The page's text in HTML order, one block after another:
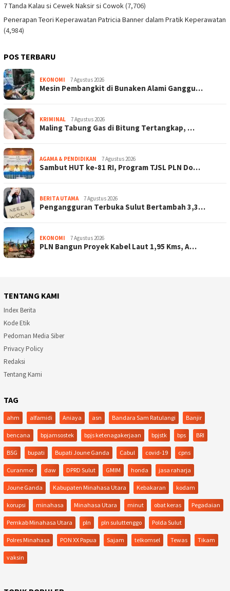
7 Tanda Kalau si Cewek Naksir si Cowok (7,706)
Penerapan Teori Keperawatan Patricia Banner dalam Pratik Keperawatan
(4,984)
POS TERBARU
EKONOMI 7 Agustus 2026
Mesin Pembangkit di Bunaken Alami Ganggu…
KRIMINAL 7 Agustus 2026
Maling Tabung Gas di Bitung Tertangkap, …
AGAMA & PENDIDIKAN 7 Agustus 2026
Sambut HUT ke-81 RI, Program TJSL PLN Do…
BERITA UTAMA 7 Agustus 2026
Pengangguran Terbuka Sulut Bertambah 3,3…
EKONOMI 7 Agustus 2026
PLN Bangun Proyek Kabel Laut 1,95 Kms, A…
TENTANG KAMI
Index Berita
Kode Etik
Pedoman Media Siber
Privacy Policy
Redaksi
Tentang Kami
TAG
ahm alfamidi Aniaya asn Bandara Sam Ratulangi Banjir
bencana bpjamsostek bpjs ketenagakerjaan bpjstk bps BRI
BSG bupati Bupati Joune Ganda Cabul covid-19 cpns
Curanmor daw DPRD Sulut GMIM honda jasa raharja
Joune Ganda Kabupaten Minahasa Utara Kebakaran kodam
korupsi minahasa Minahasa Utara minut obat keras Pegadaian
Pemkab Minahasa Utara pln pln suluttenggo Polda Sulut
Polres Minahasa PON XX Papua Sajam telkomsel Tewas Tikam
vaksin